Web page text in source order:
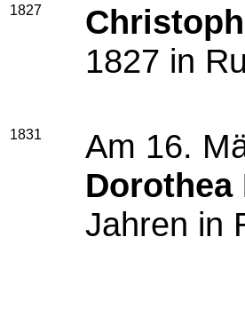
1827
1827 in
1831
Am 16.
Dorothea
Jahren in